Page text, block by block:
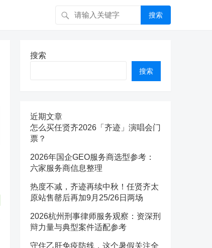
搜索
搜索
搜索
近期文章
怎么买任贤齐2026「齐迹」演唱会门
票？
2026年国企GEO服务商选型参考：
六家服务商信息整理
热度不减，齐迹再续中秋！任贤齐太
原站售罄后再加9月25/26日两场
2026杭州刑事律师服务观察：资深刑
辩力量与典型案件适配参考
守住乙肝免疫防线，这个暑假关注全